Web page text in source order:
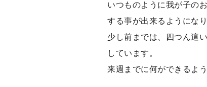
いつものように我が子の
する事が出来るようにな
少し前までは、四つん這
しています。
来週までに何ができるよ